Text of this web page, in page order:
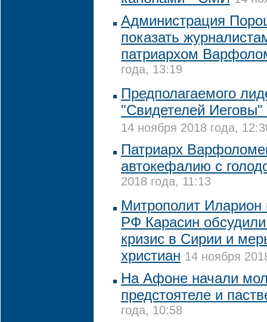
Администрация
показать
патриархом
года, 13:19
Предполагаемого
"Свидетелей
14 ноября 2018 года,
Патриарх
автокефалию с
2018 года, 11:13
Митрополит
РФ Карасин
кризис в Сирии и
христиан 14 ноября
На Афоне начали
предстоятеле и
года, 10:58